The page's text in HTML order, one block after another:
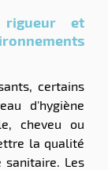
et
certains
d'hygiène
cheveu ou
la qualité
sanitaire. Les